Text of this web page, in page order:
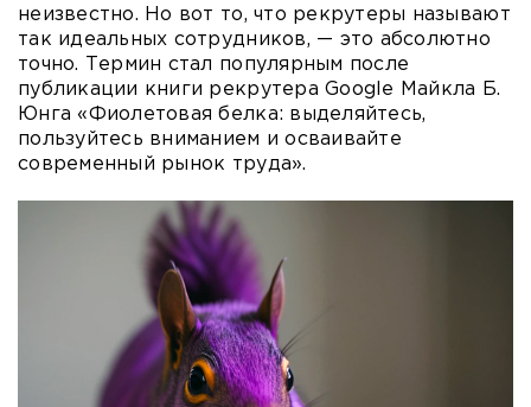
неизвестно. Но вот то, что рекрутеры называют
так идеальных сотрудников, — это абсолютно
точно. Термин стал популярным после
публикации книги рекрутера Google Майкла Б.
Юнга «Фиолетовая белка: выделяйтесь,
пользуйтесь вниманием и осваивайте
современный рынок труда».